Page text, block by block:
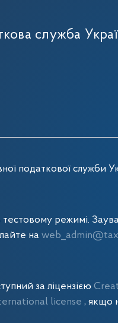
служба
податкової служби
режимі.
на
за ліцензією
license , якщо